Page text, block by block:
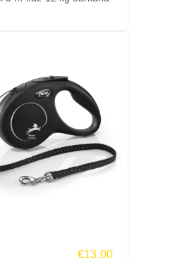
līderis izvelkamo pavadu
augstāko kvalitāti un
patīkamākas un drošākas
S izvelkamu pavadu!
ar ātru piegādi visā Latvijā!
€13.00